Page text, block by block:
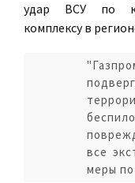
удар ВСУ по
комплексу в
все
меры